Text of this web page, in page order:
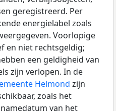
geregistreerd. Per
energielabel zoals
Voorlopige
en niet rechtsgeldig;
een geldigheid van
zijn verlopen. In de
Helmond zijn
zoals het
van het